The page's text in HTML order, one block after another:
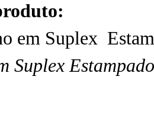
em Suplex
Suplex